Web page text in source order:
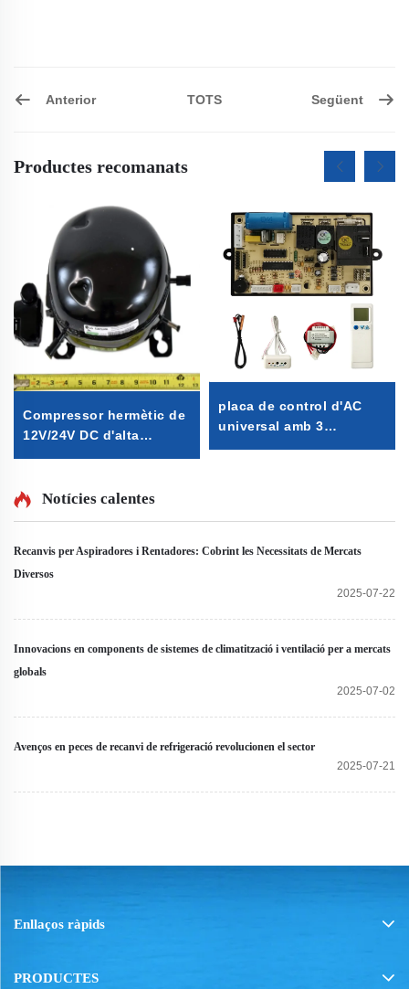
Anterior TOTS Següent
Productes recomanats
Compressor hermètic de
12V/24V DC d'alta
congeladors muntats en
placa de control d'AC
universal amb 3
velocitats placa de
universal per a Split AC
Notícies calentes
Recanvis per Aspiradores i Rentadores: Cobrint les Necessitats de Mercats
Diversos
2025-07-22
Innovacions en components de sistemes de climatització i ventilació per a mercats
globals
2025-07-02
Avenços en peces de recanvi de refrigeració revolucionen el sector
2025-07-21
Enllaços ràpids
PRODUCTES